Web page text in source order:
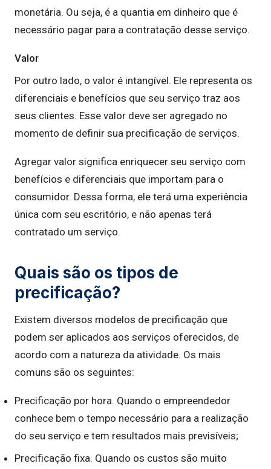
monetária. Ou seja, é a quantia em dinheiro que é
necessário pagar para a contratação desse serviço.
Valor
Por outro lado, o valor é intangível. Ele representa os
diferenciais e benefícios que seu serviço traz aos
seus clientes. Esse valor deve ser agregado no
momento de definir sua precificação de serviços.
Agregar valor significa enriquecer seu serviço com
benefícios e diferenciais que importam para o
consumidor. Dessa forma, ele terá uma experiência
única com seu escritório, e não apenas terá
contratado um serviço.
Quais são os tipos de
precificação?
Existem diversos modelos de precificação que
podem ser aplicados aos serviços oferecidos, de
acordo com a natureza da atividade. Os mais
comuns são os seguintes:
Precificação por hora. Quando o empreendedor
conhece bem o tempo necessário para a realização
do seu serviço e tem resultados mais previsíveis;
Precificação fixa. Quando os custos são muito